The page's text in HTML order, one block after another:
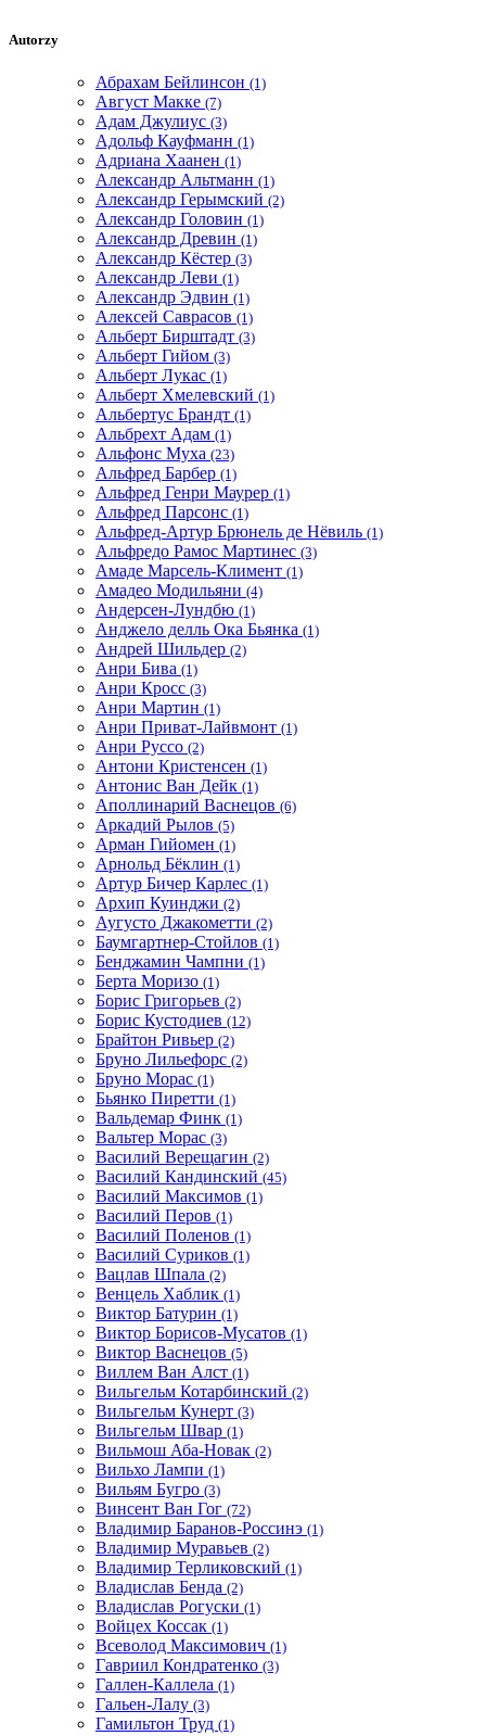
Autorzy
Абрахам Бейлинсон (1)
Август Макке (7)
Адам Джулиус (3)
Адольф Кауфманн (1)
Адриана Хаанен (1)
Александр Альтманн (1)
Александр Герымский (2)
Александр Головин (1)
Александр Древин (1)
Александр Кёстер (3)
Александр Леви (1)
Александр Эдвин (1)
Алексей Саврасов (1)
Альберт Бирштадт (3)
Альберт Гийом (3)
Альберт Лукас (1)
Альберт Хмелевский (1)
Альбертус Брандт (1)
Альбрехт Адам (1)
Альфонс Муха (23)
Альфред Барбер (1)
Альфред Генри Маурер (1)
Альфред Парсонс (1)
Альфред-Артур Брюнель де Нёвиль (1)
Альфредо Рамос Мартинес (3)
Амаде Марсель-Климент (1)
Амадео Модильяни (4)
Андерсен-Лундбю (1)
Анджело делль Ока Бьянка (1)
Андрей Шильдер (2)
Анри Бива (1)
Анри Кросс (3)
Анри Мартин (1)
Анри Приват-Лайвмонт (1)
Анри Руссо (2)
Антони Кристенсен (1)
Антонис Ван Дейк (1)
Аполлинарий Васнецов (6)
Аркадий Рылов (5)
Арман Гийомен (1)
Арнольд Бёклин (1)
Артур Бичер Карлес (1)
Архип Куинджи (2)
Аугусто Джакометти (2)
Баумгартнер-Стойлов (1)
Бенджамин Чампни (1)
Берта Моризо (1)
Борис Григорьев (2)
Борис Кустодиев (12)
Брайтон Ривьер (2)
Бруно Лильефорс (2)
Бруно Морас (1)
Бьянко Пиретти (1)
Вальдемар Финк (1)
Вальтер Морас (3)
Василий Верещагин (2)
Василий Кандинский (45)
Василий Максимов (1)
Василий Перов (1)
Василий Поленов (1)
Василий Суриков (1)
Вацлав Шпала (2)
Венцель Хаблик (1)
Виктор Батурин (1)
Виктор Борисов-Мусатов (1)
Виктор Васнецов (5)
Виллем Ван Алст (1)
Вильгельм Котарбинский (2)
Вильгельм Кунерт (3)
Вильгельм Швар (1)
Вильмош Аба-Новак (2)
Вильхо Лампи (1)
Вильям Бугро (3)
Винсент Ван Гог (72)
Владимир Баранов-Россинэ (1)
Владимир Муравьев (2)
Владимир Терликовский (1)
Владислав Бенда (2)
Владислав Рогуски (1)
Войцех Коссак (1)
Всеволод Максимович (1)
Гавриил Кондратенко (3)
Галлен-Каллела (1)
Гальен-Лалу (3)
Гамильтон Труд (1)